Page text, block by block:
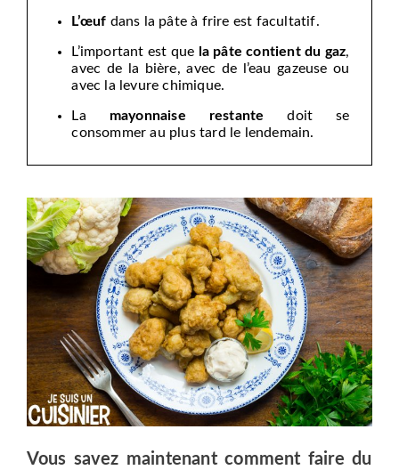
L’œuf dans la pâte à frire est facultatif.
L’important est que la pâte contient du gaz,
avec de la bière, avec de l’eau gazeuse ou
avec la levure chimique.
La mayonnaise restante doit se
consommer au plus tard le lendemain.
Vous savez maintenant comment faire du